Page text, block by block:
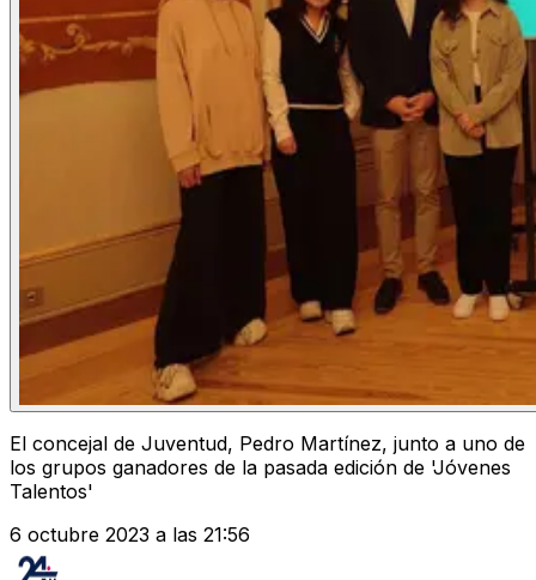
El concejal de Juventud, Pedro Martínez, junto a uno de
los grupos ganadores de la pasada edición de 'Jóvenes
Talentos'
6 octubre 2023 a las 21:56